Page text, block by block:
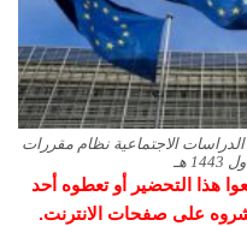
الاجتماعية نظام مقررات
هـ
هذا التحضير أو تعطوه أحد
على صفحات الانترنت.